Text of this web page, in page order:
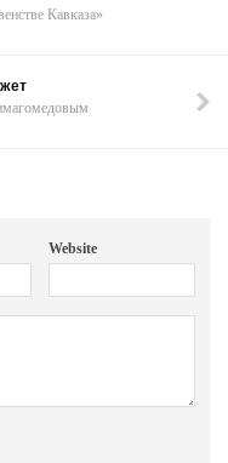
Кавказа»
Website